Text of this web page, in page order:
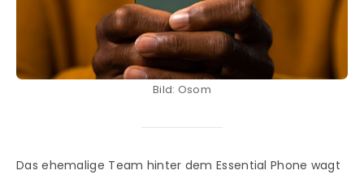
Bild: Osom
Das ehemalige Team hinter dem Essential Phone wagt